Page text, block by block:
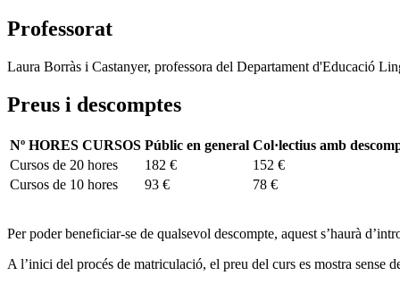
Professorat
Laura Borràs i Castanyer, professora del Departament d'Educació
Preus i descomptes
Nº HORES CURSOS Públic en general Col·lectius amb
Cursos de 20 hores
182 €
152 €
Cursos de 10 hores
93 € 78 €
Per poder beneficiar-se de qualsevol descompte, aquest s’haurà
A l’inici del procés de matriculació, el preu del curs es mostra sense